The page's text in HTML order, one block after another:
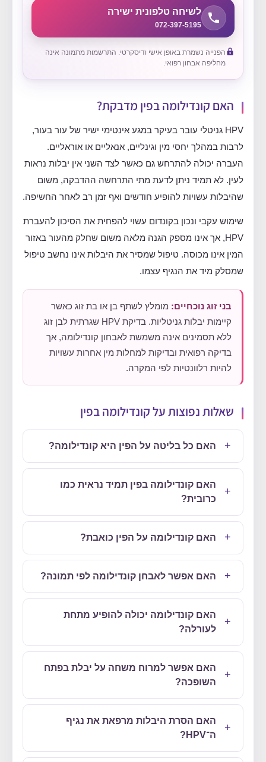
לשיחה טלפונית ישירה
072-397-5195
הפנייה נשמרת באופן אישי ודיסקרטי. התרשמות מתמונה אינה
מחליפה אבחון רפואי.
האם קונדילומה בפין מדבקת?
HPV גניטלי עובר בעיקר במגע אינטימי ישיר של עור בעור,
לרבות במהלך יחסי מין וגינליים, אנאליים או אוראליים.
העברה יכולה להתרחש גם כאשר לצד השני אין יבלות נראות
לעין. לא תמיד ניתן לדעת מתי התרחשה ההדבקה, משום
שהיבלות עשויות להופיע חודשים ואף זמן רב לאחר החשיפה.
שימוש עקבי ונכון בקונדום עשוי להפחית את הסיכון להעברת
HPV, אך אינו מספק הגנה מלאה משום שחלק מהעור באזור
המין אינו מכוסה. טיפול שמסיר את היבלות אינו נחשב טיפול
שמסלק מיד את הנגיף עצמו.
בני זוג נוכחיים:מומלץ לשתף בן או בת זוג כאשר
קיימות יבלות גניטליות. בדיקת HPV שגרתית לבן זוג
ללא תסמינים אינה משמשת לאבחון קונדילומה, אך
בדיקה רפואית ובדיקות למחלות מין אחרות עשויות
להיות רלוונטיות לפי המקרה.
שאלות נפוצות על קונדילומה בפין
האם כל בליטה על הפין היא קונדילומה?
האם קונדילומה בפין תמיד נראית כמו
כרובית?
האם קונדילומה על הפין כואבת?
האם אפשר לאבחן קונדילומה לפי תמונה?
האם קונדילומה יכולה להופיע מתחת
לעורלה?
האם אפשר למרוח משחה על יבלת בפתח
השופכה?
האם הסרת היבלות מרפאת את נגיף
ה־HPV?